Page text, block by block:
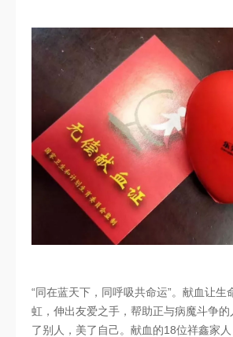
“同在蓝天下，同呼吸共命运”。献血让生
虹，伸出友爱之手，帮助正与病魔斗争
了别人，美了自己。献血的18位祥鑫家